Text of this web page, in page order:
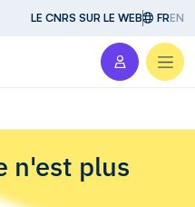
LE CNRS SUR LE WEB FREN
n'est plus